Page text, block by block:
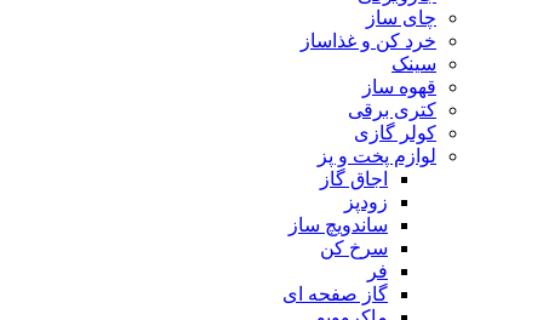
چای ساز
خرد کن و غذاساز
سینک
قهوه ساز
کتری برقی
کولر گازی
لوازم پخت و پز
اجاق گاز
زودپز
ساندویچ ساز
سرخ کن
فر
گاز صفحه ای